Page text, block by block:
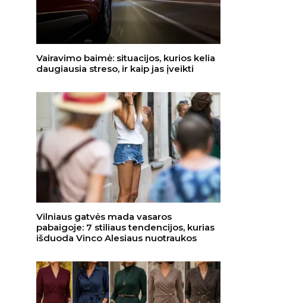
Vairavimo baimė: situacijos, kurios kelia
daugiausia streso, ir kaip jas įveikti
Vilniaus gatvės mada vasaros
pabaigoje: 7 stiliaus tendencijos, kurias
išduoda Vinco Alesiaus nuotraukos